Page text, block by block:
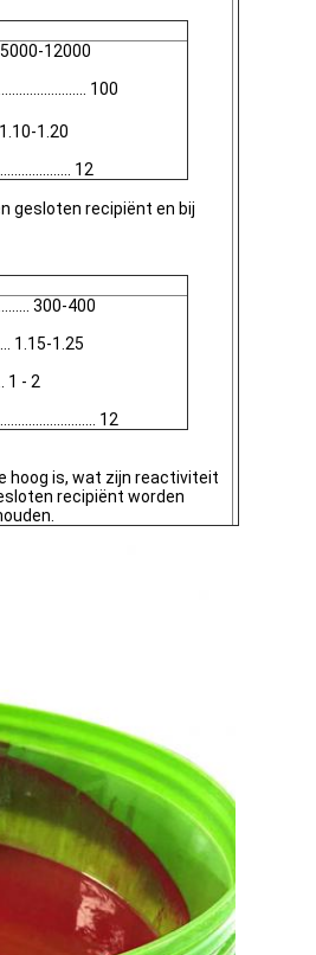
5000-12000
100
1.10-1.20
12
gesloten recipiënt en bij
300-400
1.15-1.25
1 - 2
12
hoog is, wat zijn reactiviteit
recipiënt worden